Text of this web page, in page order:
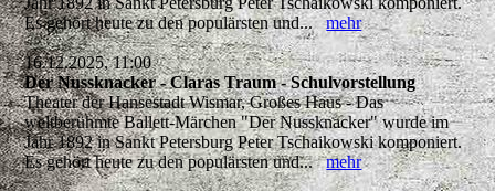
Es gehört heute zu den populärsten und...mehr
16.12.2025, 11:00
Der Nussknacker - Claras Traum - Schulvorstellung
Theater der Hansestadt Wismar, Großes Haus - Das
weltberühmte Ballett-Märchen "Der Nussknacker" wurde im
Jahr 1892 in Sankt Petersburg Peter Tschaikowski komponiert.
Es gehört heute zu den populärsten und...mehr